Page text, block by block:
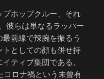
ホップクルー、それ
彼らは単なるラッパー
前線で辣腕を振るう
としての顔も併せ持
ティブ集団である。
コロナ禍という未曾有